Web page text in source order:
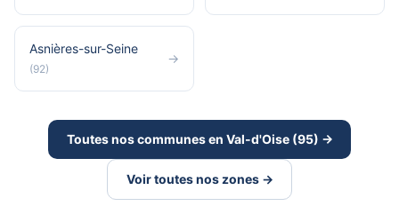
Asnières-sur-Seine
(92)
→
Toutes nos communes en Val-d'Oise (95) →
Voir toutes nos zones →